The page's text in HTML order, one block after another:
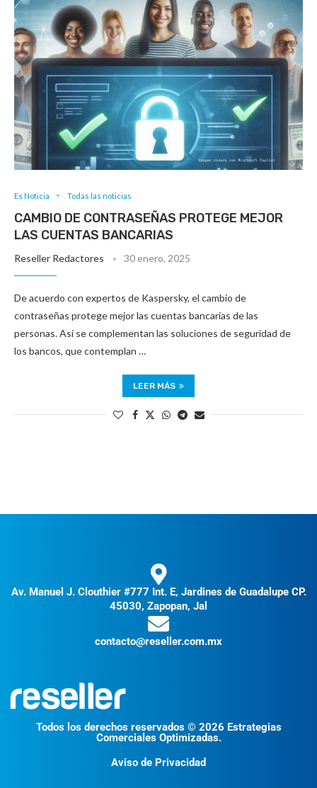
Es Noticia Todas las noticias
CAMBIO DE CONTRASEÑAS PROTEGE MEJOR
LAS CUENTAS BANCARIAS
Reseller Redactores 30 enero, 2025
De acuerdo con expertos de Kaspersky, el cambio de
contraseñas protege mejor las cuentas bancarias de las
personas. Así se complementan las soluciones de seguridad de
los bancos, que contemplan …
LEER MÁS
Av. Manuel J. Clouthier #777 Int. E, Jardines de Guadalupe CP.
45030, Zapopan, Jal
contacto@reseller.com.mx
Todos los derechos reservados © 2026 Estrategias
Comerciales Optimizadas.
Aviso de Privacidad